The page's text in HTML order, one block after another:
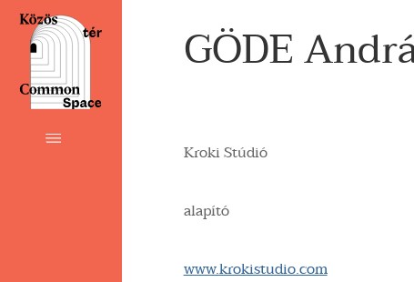
GÖDE
Kroki Stúdió
alapító
www.krokistudio.com